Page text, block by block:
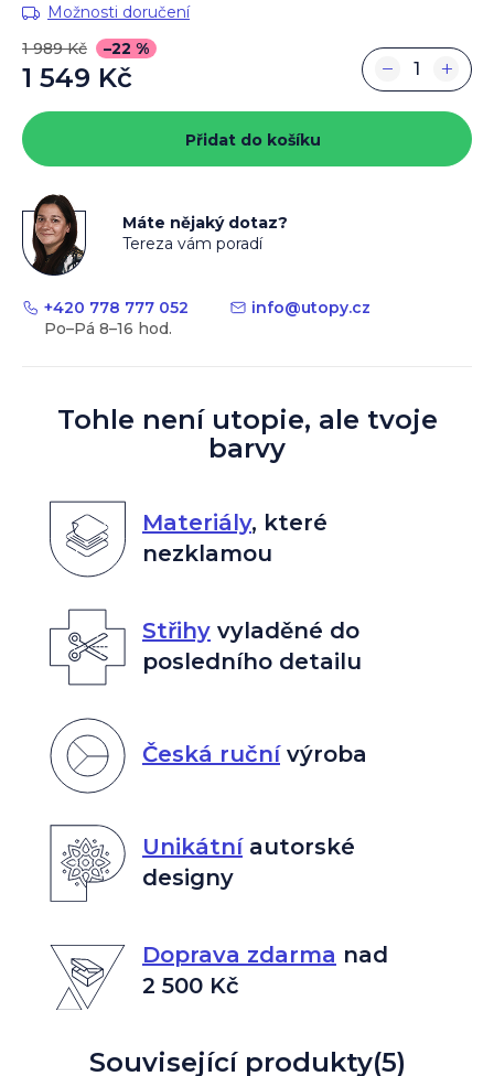
Možnosti doručení
1 989 Kč
–22 %
1 549 Kč
cena:
+
−
Přidat do košíku
Máte nějaký dotaz?
Tereza vám poradí
+420 778 777 052 info@utopy.cz
Tohle není utopie, ale tvoje
barvy
Materiály, které
nezklamou
Střihyvyladěné do
posledního detailu
Česká ručnívýroba
Unikátníautorské
designy
Doprava zdarma nad
2 500 Kč
Související produkty(5)